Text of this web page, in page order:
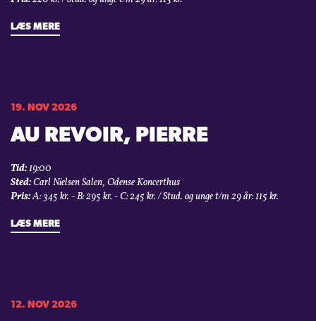
LÆS MERE
19. NOV 2026
AU REVOIR, PIERRE
Tid:19:00
Sted:Carl Nielsen Salen, Odense Koncerthus
Pris:A: 345 kr. - B: 295 kr. - C: 245 kr. / Stud. og unge t/m 29 år: 115 kr.
LÆS MERE
12. NOV 2026